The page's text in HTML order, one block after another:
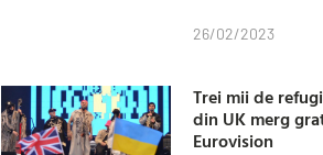
26/02/2023
Trei mii de
din UK merg
Eurovision